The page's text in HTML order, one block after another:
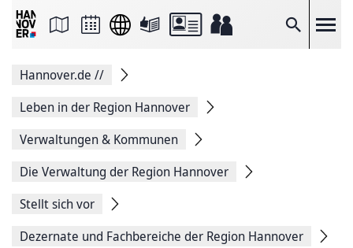
Suche
Seite
Facebook
teilen
Seitenlink
Seite
Hannover.de //
Leben in der Region Hannover
Verwaltungen & Kommunen
Die Verwaltung der Region Hannover
Stellt sich vor
Dezernate und Fachbereiche der Region Hannover